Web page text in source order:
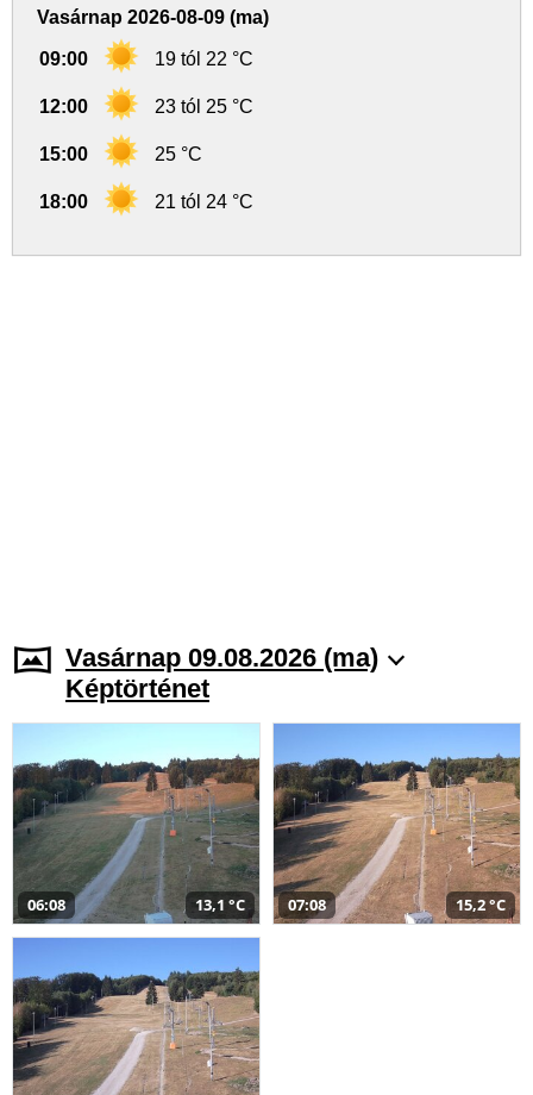
Vasárnap 2026-08-09 (ma)
09:00 19 tól 22 °C
12:00 23 tól 25 °C
15:00 25 °C
18:00 21 tól 24 °C
Vasárnap 09.08.2026 (ma)
Képtörténet
06:08 13,1 °C 07:08 15,2 °C